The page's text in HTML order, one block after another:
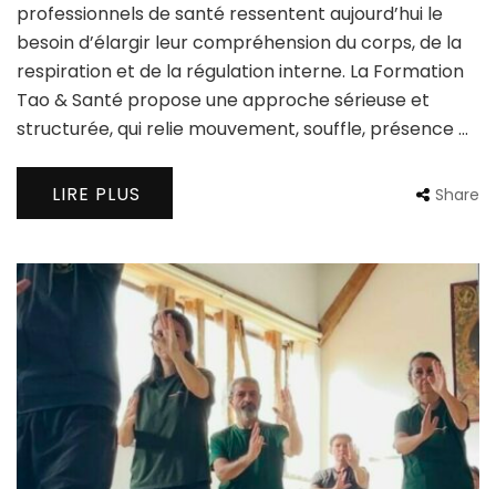
professionnels de santé ressentent aujourd’hui le
besoin d’élargir leur compréhension du corps, de la
respiration et de la régulation interne. La Formation
Tao & Santé propose une approche sérieuse et
structurée, qui relie mouvement, souffle, présence …
LIRE PLUS Share